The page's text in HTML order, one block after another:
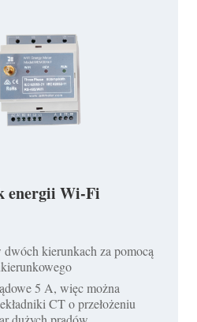
energii Wi-Fi
kierunkach za pomocą
5 A, więc można
CT o przełożeniu